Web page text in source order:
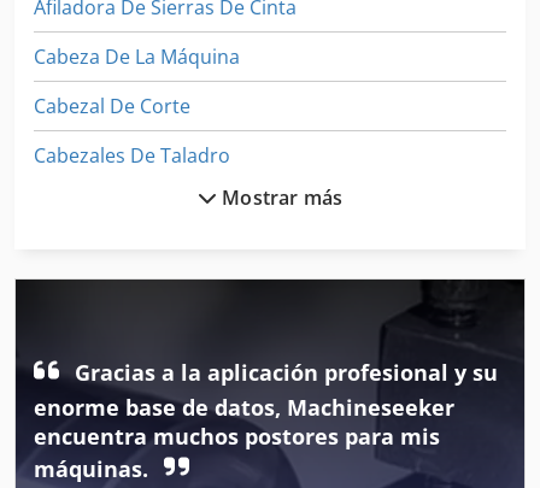
Afiladora De Sierras De Cinta
Cabeza De La Máquina
Cabezal De Corte
Cabezales De Taladro
Cepilladora Combinada
Cepilladora De Banco
Cepilladora De Madera
Mostrar más
Gracias a la aplicación profesional y su
enorme base de datos, Machineseeker
encuentra muchos postores para mis
máquinas.